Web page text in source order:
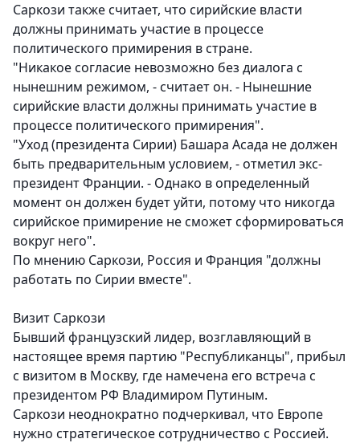
Саркози также считает, что сирийские власти
должны принимать участие в процессе
политического примирения в стране.
"Никакое согласие невозможно без диалога с
нынешним режимом, - считает он. - Нынешние
сирийские власти должны принимать участие в
процессе политического примирения".
"Уход (президента Сирии) Башара Асада не должен
быть предварительным условием, - отметил экс-
президент Франции. - Однако в определенный
момент он должен будет уйти, потому что никогда
сирийское примирение не сможет сформироваться
вокруг него".
По мнению Саркози, Россия и Франция "должны
работать по Сирии вместе".
Визит Саркози
Бывший французский лидер, возглавляющий в
настоящее время партию "Республиканцы", прибыл
с визитом в Москву, где намечена его встреча с
президентом РФ Владимиром Путиным.
Саркози неоднократно подчеркивал, что Европе
нужно стратегическое сотрудничество с Россией.